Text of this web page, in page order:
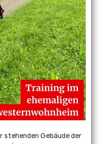
#drk
stehenden Gebäude der